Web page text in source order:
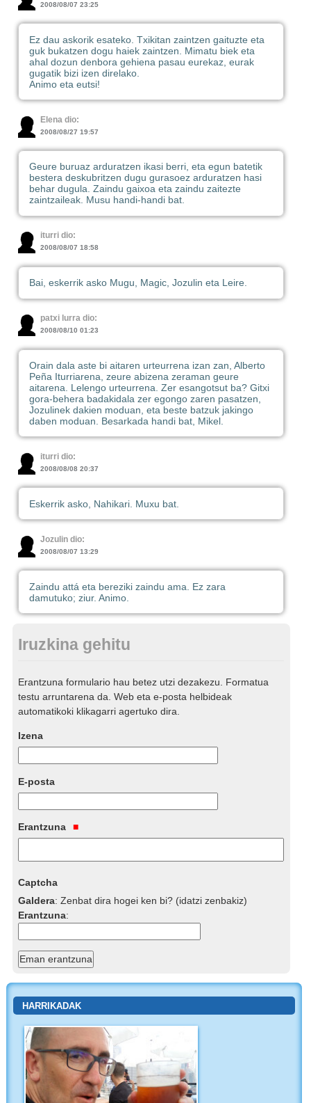
2008/08/07 23:25
Ez dau askorik esateko. Txikitan zaintzen gaituzte eta
guk bukatzen dogu haiek zaintzen. Mimatu biek eta
ahal dozun denbora gehiena pasau eurekaz, eurak
gugatik bizi izen direlako.
Animo eta eutsi!
Elena dio:
2008/08/27 19:57
Geure buruaz arduratzen ikasi berri, eta egun batetik
bestera deskubritzen dugu gurasoez arduratzen hasi
behar dugula. Zaindu gaixoa eta zaindu zaitezte
zaintzaileak. Musu handi-handi bat.
iturri dio:
2008/08/07 18:58
Bai, eskerrik asko Mugu, Magic, Jozulin eta Leire.
patxi lurra dio:
2008/08/10 01:23
Orain dala aste bi aitaren urteurrena izan zan, Alberto
Peña Iturriarena, zeure abizena zeraman geure
aitarena. Lelengo urteurrena. Zer esangotsut ba? Gitxi
gora-behera badakidala zer egongo zaren pasatzen,
Jozulinek dakien moduan, eta beste batzuk jakingo
daben moduan. Besarkada handi bat, Mikel.
iturri dio:
2008/08/08 20:37
Eskerrik asko, Nahikari. Muxu bat.
Jozulin dio:
2008/08/07 13:29
Zaindu attá eta bereziki zaindu ama. Ez zara
damutuko; ziur. Animo.
Iruzkina gehitu
Erantzuna formulario hau betez utzi dezakezu. Formatua
testu arruntarena da. Web eta e-posta helbideak
automatikoki klikagarri agertuko dira.
Izena
E-posta
Erantzuna
Captcha
Galdera:Zenbat dira hogei ken bi? (idatzi zenbakiz)
Erantzuna:
HARRIKADAK